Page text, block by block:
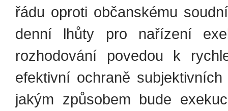
řádu oproti občanskému
denní lhůty pro nařízení
rozhodování povedou k
efektivní ochraně
jakým způsobem bude